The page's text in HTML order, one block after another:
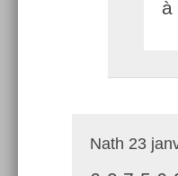
à
Nath 23